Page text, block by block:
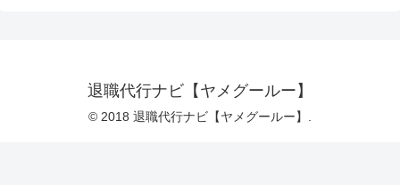
退職代行ナビ【ヤメグールー】
© 2018 退職代行ナビ【ヤメグールー】.